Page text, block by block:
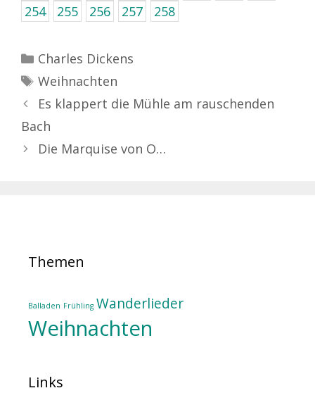
254
255 256 257 258
Kategorien
Charles Dickens
Schlagwörter
Weihnachten
Es klappert die Mühle am rauschenden
Bach
Die Marquise von O…
Themen
Balladen Frühling Wanderlieder
Weihnachten
Links